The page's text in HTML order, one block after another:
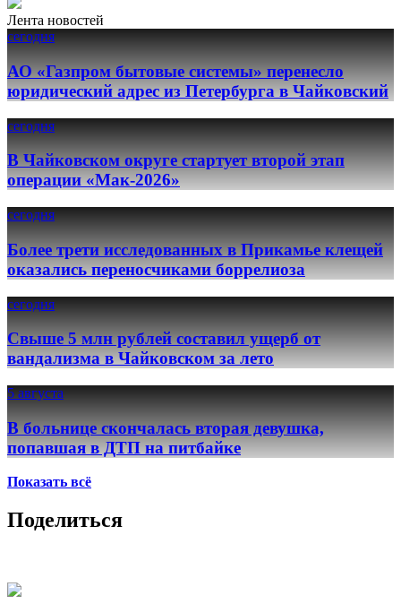
Лента новостей
сегодня
АО «Газпром бытовые системы» перенесло
юридический адрес из Петербурга в Чайковский
сегодня
В Чайковском округе стартует второй этап
операции «Мак-2026»
сегодня
Более трети исследованных в Прикамье клещей
оказались переносчиками боррелиоза
сегодня
Свыше 5 млн рублей составил ущерб от
вандализма в Чайковском за лето
5 августа
В больнице скончалась вторая девушка,
попавшая в ДТП на питбайке
Показать всё
Поделиться